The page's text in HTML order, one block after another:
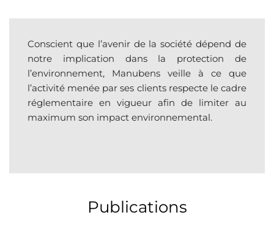
Conscient que l’avenir de la société dépend de
notre implication dans la protection de
l’environnement, Manubens veille à ce que
l’activité menée par ses clients respecte le cadre
réglementaire en vigueur afin de limiter au
maximum son impact environnemental.
Publications